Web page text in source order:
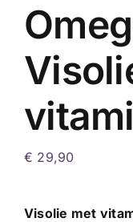
€ 29,90
Visolie met